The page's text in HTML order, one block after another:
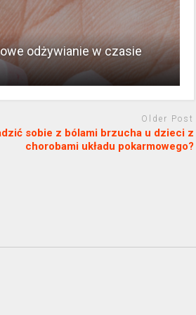
odżywianie w czasie
Older Post
sobie z bólami brzucha u dzieci z
chorobami układu pokarmowego?